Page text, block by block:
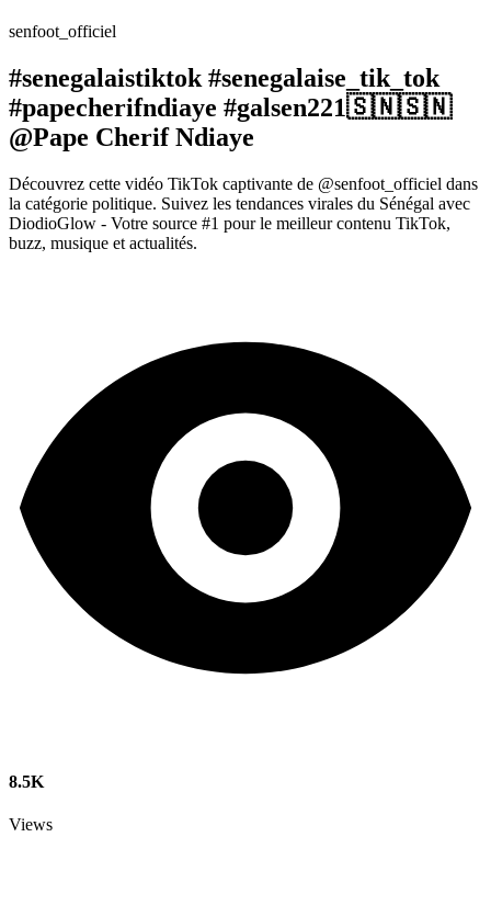
senfoot_officiel
#senegalaistiktok #senegalaise_tik_tok
#papecherifndiaye #galsen221🇸🇳🇸🇳
@Pape Cherif Ndiaye
Découvrez cette vidéo TikTok captivante de @senfoot_officiel dans
la catégorie politique. Suivez les tendances virales du Sénégal avec
DiodioGlow - Votre source #1 pour le meilleur contenu TikTok,
buzz, musique et actualités.
8.5K
Views